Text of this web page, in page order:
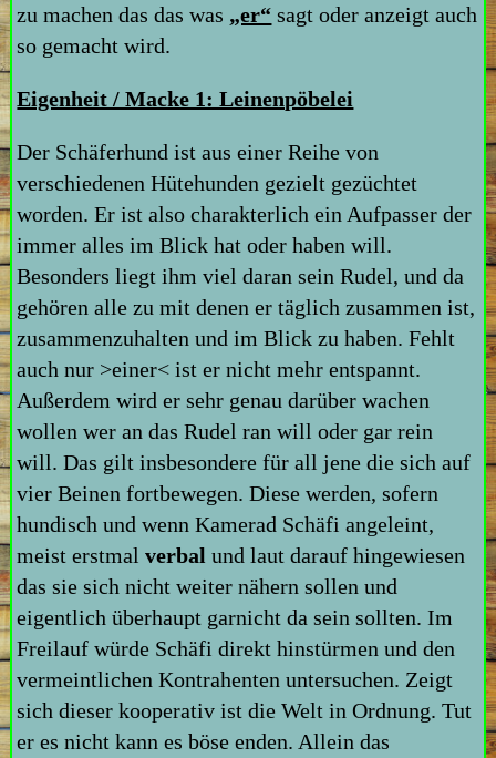
zu machen das das was „er“ sagt oder anzeigt auch
so gemacht wird.
Eigenheit / Macke 1: Leinenpöbelei
Der Schäferhund ist aus einer Reihe von
verschiedenen Hütehunden gezielt gezüchtet
worden. Er ist also charakterlich ein Aufpasser der
immer alles im Blick hat oder haben will.
Besonders liegt ihm viel daran sein Rudel, und da
gehören alle zu mit denen er täglich zusammen ist,
zusammenzuhalten und im Blick zu haben. Fehlt
auch nur >einer< ist er nicht mehr entspannt.
Außerdem wird er sehr genau darüber wachen
wollen wer an das Rudel ran will oder gar rein
will. Das gilt insbesondere für all jene die sich auf
vier Beinen fortbewegen. Diese werden, sofern
hundisch und wenn Kamerad Schäfi angeleint,
meist erstmalverbal und laut darauf hingewiesen
das sie sich nicht weiter nähern sollen und
eigentlich überhaupt garnicht da sein sollten. Im
Freilauf würde Schäfi direkt hinstürmen und den
vermeintlichen Kontrahenten untersuchen. Zeigt
sich dieser kooperativ ist die Welt in Ordnung. Tut
er es nicht kann es böse enden. Allein das